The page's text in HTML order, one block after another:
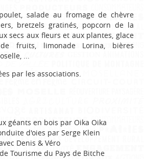
salade au fromage de chèvre
bretzels gratinés, popcorn de la
secs aux fleurs et aux plantes, glace
fruits, limonade Lorina, bières
...
par les associations.
géants en bois par Oika Oika
d'oies par Serge Klein
Denis & Véro
Tourisme du Pays de Bitche